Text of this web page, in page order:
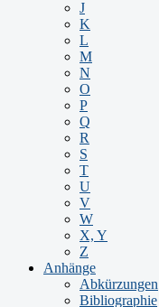
J
K
L
M
N
O
P
Q
R
S
T
U
V
W
X, Y
Z
Anhänge
Abkürzungen
Bibliographie